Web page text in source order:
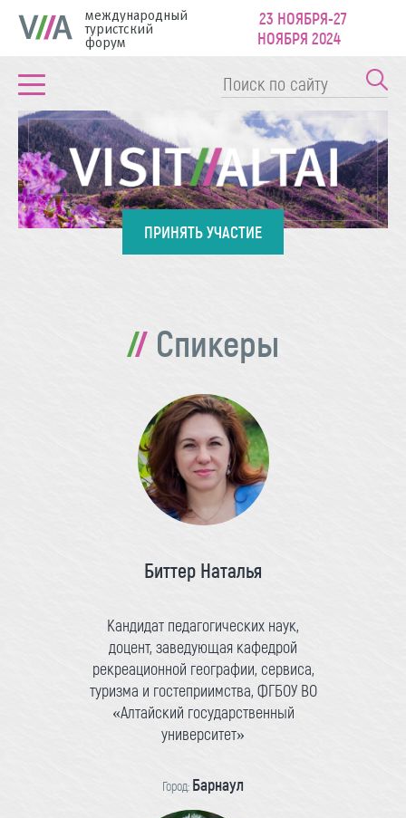
международный
туристский
форум
23 НОЯБРЯ-27
НОЯБРЯ 2024
ПРИНЯТЬ УЧАСТИЕ
Спикеры
Биттер Наталья
Кандидат педагогических наук,
доцент, заведующая кафедрой
рекреационной географии, сервиса,
туризма и гостеприимства, ФГБОУ ВО
«Алтайский государственный
университет»
Город: Барнаул